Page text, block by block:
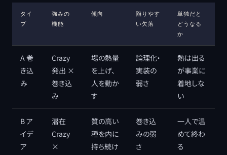
タイ
プ
強みの
機能
傾向
陥りやす
い欠落
単独だと
どうなる
か
A 巻
き込
み
Crazy
発出 ×
巻き込
み
場の熱量
を上げ、
人を動か
す
論理化・
実装の
弱さ
熱は出る
が事業に
着地しな
い
B ア
イデ
ア
潜在
Crazy
×
質の高い
種を内に
持ち続け
巻き込
みの弱
さ
一人で温
めて終わ
る